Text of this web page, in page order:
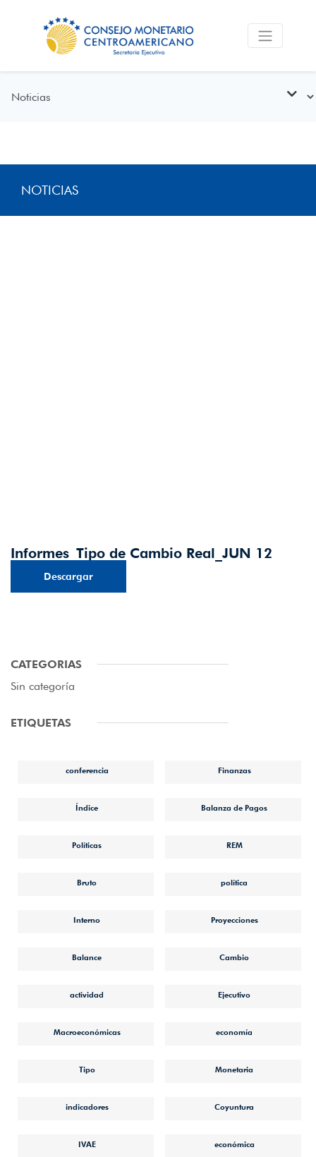
NOTICIAS
Informes_Tipo de Cambio Real_JUN 12
Descargar
CATEGORIAS
Sin categoría
ETIQUETAS
conferencia Finanzas
Índice Balanza de Pagos
Políticas REM
Bruto política
Interno Proyecciones
Balance Cambio
actividad Ejecutivo
Macroeconómicas economía
Tipo Monetaria
indicadores Coyuntura
IVAE económica